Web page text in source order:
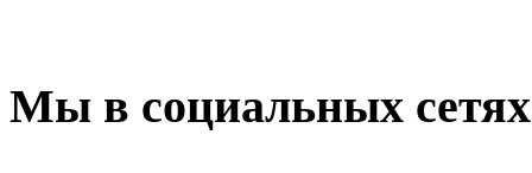
Мы в социальных сетях